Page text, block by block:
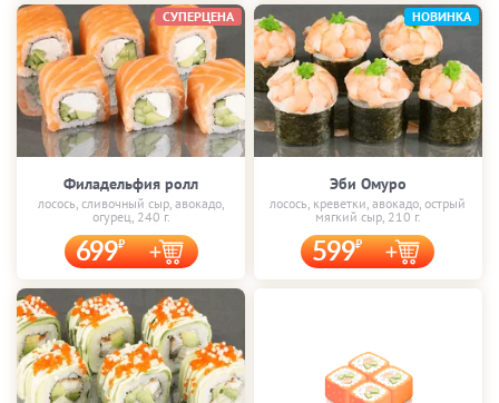
Филадельфия ролл
лосось, сливочный сыр, авокадо,
огурец, 240 г.
699
СУПЕРЦЕНА
Эби Омуро
лосось, креветки, авокадо, острый
мягкий сыр, 210 г.
599
НОВИНКА